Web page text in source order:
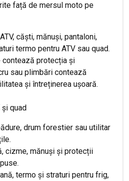
față de mersul moto pe
căști, mănuși, pantaloni,
termo pentru ATV sau quad.
contează protecția și
sau plimbări contează
și întreținerea ușoară.
quad
drum forestier sau utilitar
cizme, mănuși și protecții
termo și straturi pentru frig,